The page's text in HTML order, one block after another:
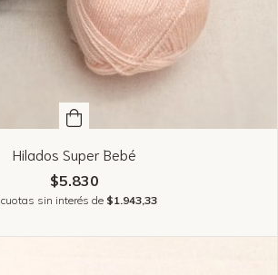
Hilados Super Bebé
$5.830
cuotas sin interés de $1.943,33